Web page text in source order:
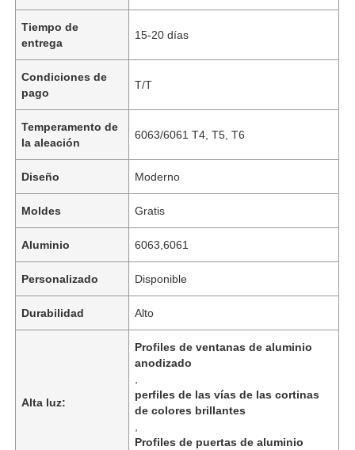
Tiempo de
entrega
15-20 días
Condiciones de
pago
T/T
Temperamento de
la aleación
6063/6061 T4, T5, T6
Diseño Moderno
Moldes Gratis
Aluminio 6063,6061
Personalizado Disponible
Durabilidad Alto
Alta luz:
Profiles de ventanas de aluminio
anodizado
perfiles de las vías de las cortinas
de colores brillantes
Profiles de puertas de aluminio